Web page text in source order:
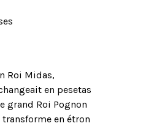
Roi Midas,
en pesetas
grand Roi Pognon
en étron